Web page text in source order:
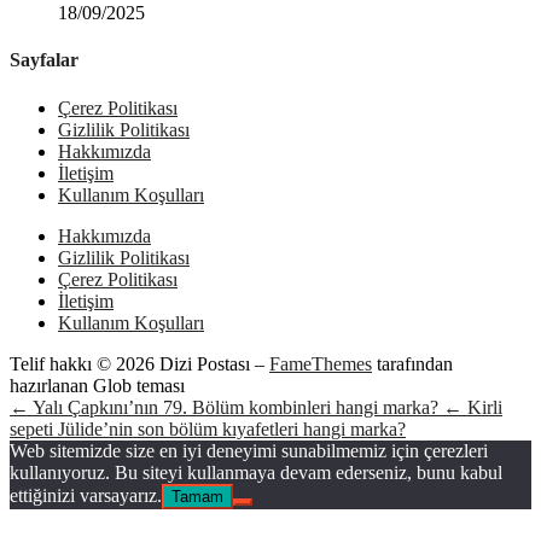
18/09/2025
Sayfalar
Çerez Politikası
Gizlilik Politikası
Hakkımızda
İletişim
Kullanım Koşulları
Hakkımızda
Gizlilik Politikası
Çerez Politikası
İletişim
Kullanım Koşulları
Telif hakkı © 2026 Dizi Postası – FameThemes tarafından
hazırlanan Glob teması
← Yalı Çapkını’nın 79. Bölüm kombinleri hangi marka? ← Kirli
sepeti Jülide’nin son bölüm kıyafetleri hangi marka?
Web sitemizde size en iyi deneyimi sunabilmemiz için çerezleri
kullanıyoruz. Bu siteyi kullanmaya devam ederseniz, bunu kabul
ettiğinizi varsayarız. Tamam